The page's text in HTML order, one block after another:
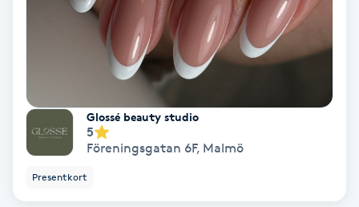
Gravidmassage
GruppträningGlossé beauty studio
5
Föreningsgatan 6F, Malmö
Presentkort